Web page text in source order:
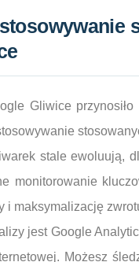
Gliwice
stale ewoluują,
monitorowanie
i maksymalizację
jest Google
Możesz